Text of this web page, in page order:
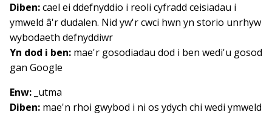
Diben:cael ei ddefnyddio i reoli cyfradd ceisiadau i
ymweld â'r dudalen. Nid yw'r cwci hwn yn storio unrhyw
wybodaeth defnyddiwr
Yn dod i ben: mae'r gosodiadau dod i ben wedi'u gosod
gan Google
Enw: _utma
Diben: mae'n rhoi gwybod i ni os ydych chi wedi ymweld